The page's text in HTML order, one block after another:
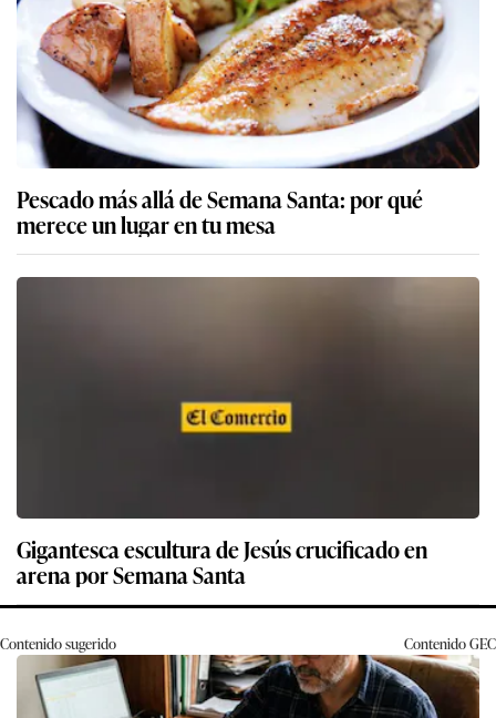
Pescado más allá de Semana Santa: por qué
merece un lugar en tu mesa
Gigantesca escultura de Jesús crucificado en
arena por Semana Santa
Contenido sugerido ContenidoGEC